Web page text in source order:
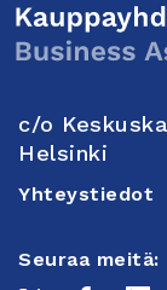
c/o
Helsinki
Yhteystiedot
Seuraa meitä: